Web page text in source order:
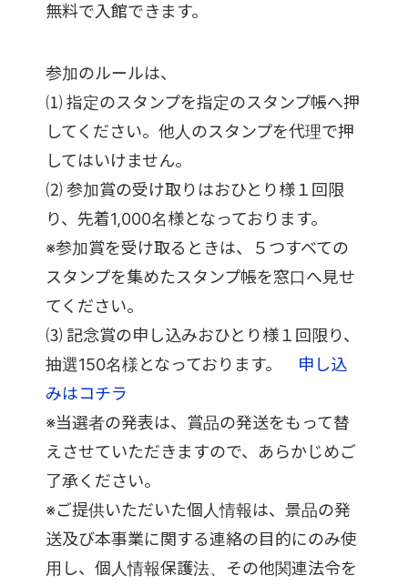
無料で入館できます。
参加のルールは、
⑴ 指定のスタンプを指定のスタンプ帳へ押
してください。他人のスタンプを代理で押
してはいけません。
⑵ 参加賞の受け取りはおひとり様１回限
り、先着1,000名様となっております。
※参加賞を受け取るときは、５つすべての
スタンプを集めたスタンプ帳を窓口へ見せ
てください。
⑶ 記念賞の申し込みおひとり様１回限り、
抽選150名様となっております。 申し込
みはコチラ
※当選者の発表は、賞品の発送をもって替
えさせていただきますので、あらかじめご
了承ください。
※ご提供いただいた個人情報は、景品の発
送及び本事業に関する連絡の目的にのみ使
用し、個人情報保護法、その他関連法令を